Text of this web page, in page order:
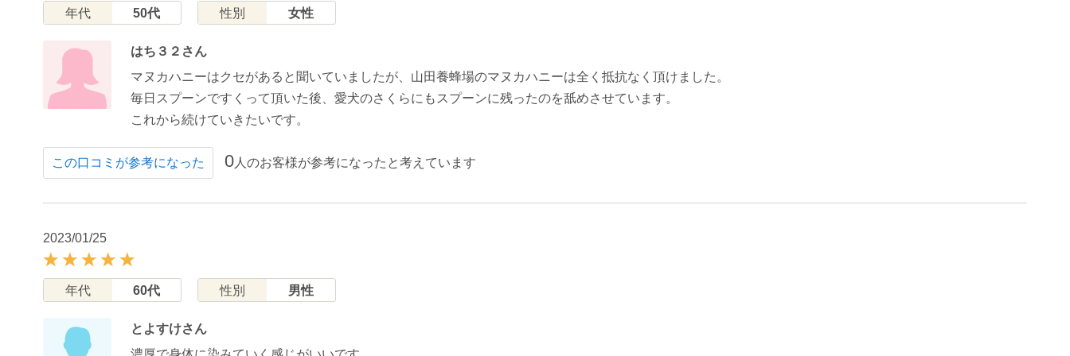
年代 50代 性別 女性
はち３２さん
マヌカハニーはクセがあると聞いていましたが、山田養蜂場のマヌカハニーは全く抵抗なく頂けました。
毎日スプーンですくって頂いた後、愛犬のさくらにもスプーンに残ったのを舐めさせています。
これから続けていきたいです。
この口コミが参考になった 0人のお客様が参考になったと考えています
2023/01/25
年代 60代 性別 男性
とよすけさん